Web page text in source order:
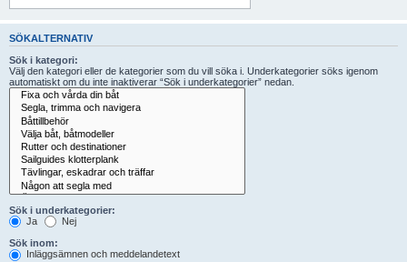
SÖKALTERNATIV
Sök i kategori:
Välj den kategori eller de kategorier som du vill söka i. Underkategorier söks igenom
automatiskt om du inte inaktiverar “Sök i underkategorier” nedan.
Sök i underkategorier:
Ja
Nej
Sök inom:
Inläggsämnen och meddelandetext